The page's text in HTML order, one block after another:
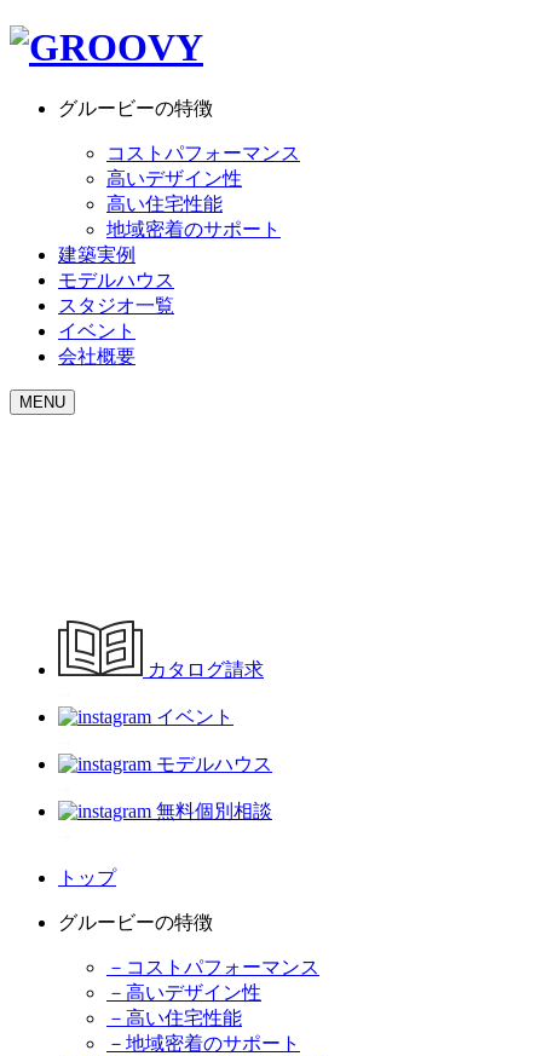
グルービーの特徴
コストパフォーマンス
高いデザイン性
高い住宅性能
地域密着のサポート
建築実例
モデルハウス
スタジオ一覧
イベント
会社概要
MENU
カタログ請求
イベント
モデルハウス
無料個別相談
トップ
グルービーの特徴
－コストパフォーマンス
－高いデザイン性
－高い住宅性能
－地域密着のサポート